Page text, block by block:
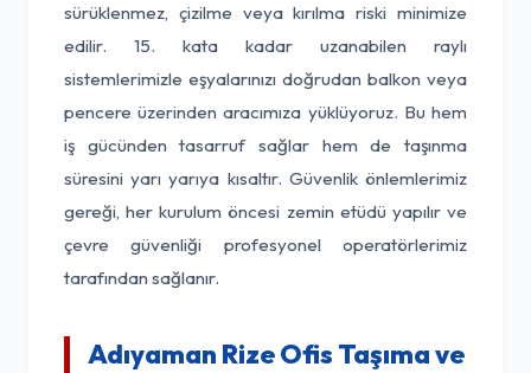
sürüklenmez, çizilme veya kırılma riski minimize
edilir. 15. kata kadar uzanabilen raylı
sistemlerimizle eşyalarınızı doğrudan balkon veya
pencere üzerinden aracımıza yüklüyoruz. Bu hem
iş gücünden tasarruf sağlar hem de taşınma
süresini yarı yarıya kısaltır. Güvenlik önlemlerimiz
gereği, her kurulum öncesi zemin etüdü yapılır ve
çevre güvenliği profesyonel operatörlerimiz
tarafından sağlanır.
Adıyaman Rize Ofis Taşıma ve